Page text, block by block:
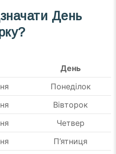
День
День
Понеділок
Вівторок
Четвер
П’ятниця